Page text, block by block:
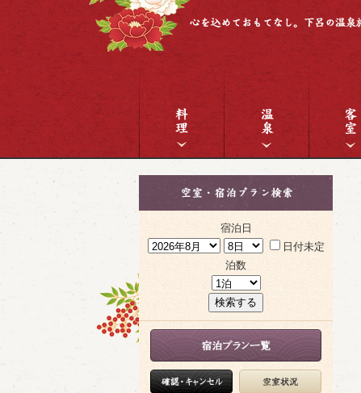
宿泊日
日付未定
泊数
検索する